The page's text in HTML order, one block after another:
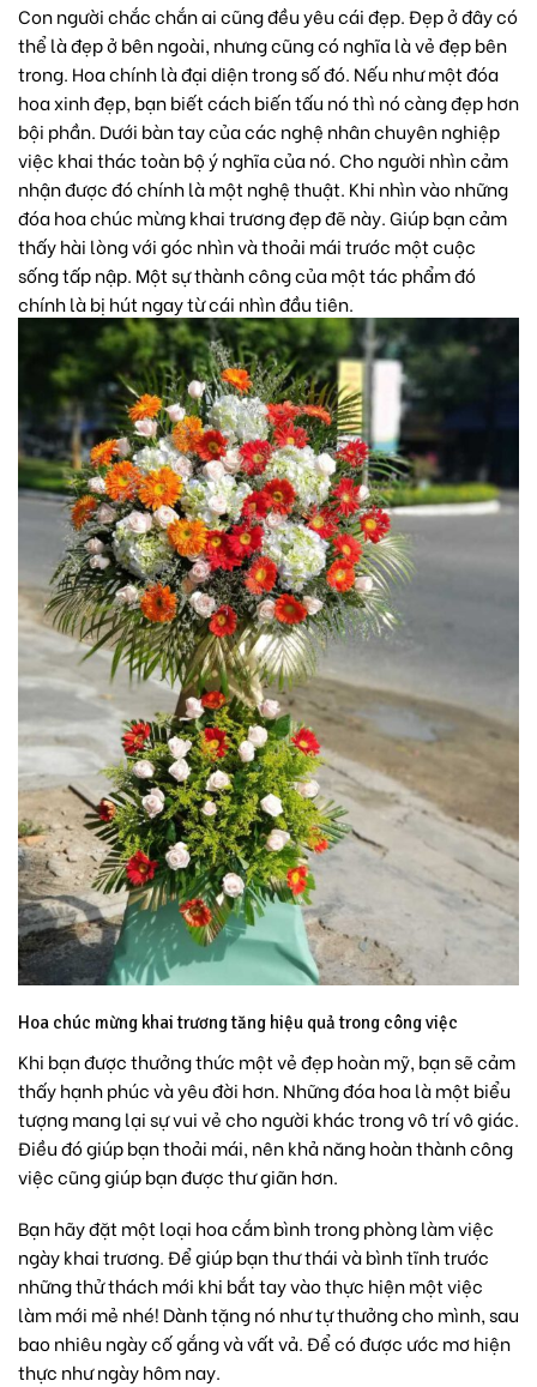
Con người chắc chắn ai cũng đều yêu cái đẹp. Đẹp ở đây có
thể là đẹp ở bên ngoài, nhưng cũng có nghĩa là vẻ đẹp bên
trong. Hoa chính là đại diện trong số đó. Nếu như một đóa
hoa xinh đẹp, bạn biết cách biến tấu nó thì nó càng đẹp hơn
bội phần. Dưới bàn tay của các nghệ nhân chuyên nghiệp
việc khai thác toàn bộ ý nghĩa của nó. Cho người nhìn cảm
nhận được đó chính là một nghệ thuật. Khi nhìn vào những
đóa hoa chúc mừng khai trương đẹp đẽ này. Giúp bạn cảm
thấy hài lòng với góc nhìn và thoải mái trước một cuộc
sống tấp nập. Một sự thành công của một tác phẩm đó
chính là bị hút ngay từ cái nhìn đầu tiên.
Hoa chúc mừng khai trương tăng hiệu quả trong công việc
Khi bạn được thưởng thức một vẻ đẹp hoàn mỹ, bạn sẽ cảm
thấy hạnh phúc và yêu đời hơn. Những đóa hoa là một biểu
tượng mang lại sự vui vẻ cho người khác trong vô trí vô giác.
Điều đó giúp bạn thoải mái, nên khả năng hoàn thành công
việc cũng giúp bạn được thư giãn hơn.
Bạn hãy đặt một loại hoa cắm bình trong phòng làm việc
ngày khai trương. Để giúp bạn thư thái và bình tĩnh trước
những thử thách mới khi bắt tay vào thực hiện một việc
làm mới mẻ nhé! Dành tặng nó như tự thưởng cho mình, sau
bao nhiêu ngày cố gắng và vất vả. Để có được ước mơ hiện
thực như ngày hôm nay.